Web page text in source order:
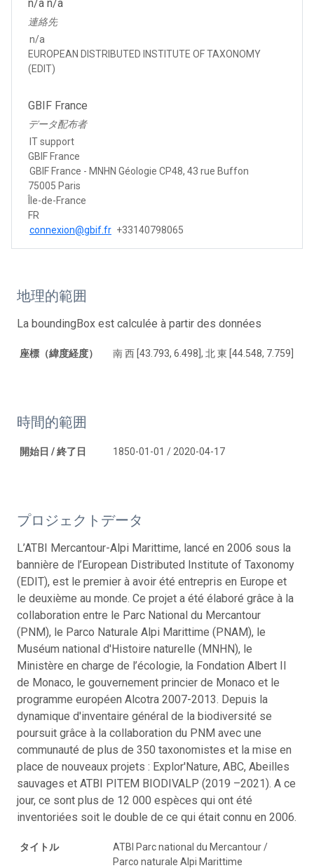
n/a n/a
連絡先
n/a
EUROPEAN DISTRIBUTED INSTITUTE OF TAXONOMY
(EDIT)
GBIF France
データ配布者
IT support
GBIF France
GBIF France - MNHN Géologie CP48, 43 rue Buffon
75005 Paris
Île-de-France
FR
connexion@gbif.fr +33140798065
地理的範囲
La boundingBox est calculée à partir des données
座標（緯度経度） 南 西 [43.793, 6.498], 北 東 [44.548, 7.759]
時間的範囲
開始日 / 終了日 1850-01-01 / 2020-04-17
プロジェクトデータ
L’ATBI Mercantour-Alpi Marittime, lancé en 2006 sous la
bannière de l’European Distributed Institute of Taxonomy
(EDIT), est le premier à avoir été entrepris en Europe et
le deuxième au monde. Ce projet a été élaboré grâce à la
collaboration entre le Parc National du Mercantour
(PNM), le Parco Naturale Alpi Marittime (PNAM), le
Muséum national d'Histoire naturelle (MNHN), le
Ministère en charge de l’écologie, la Fondation Albert II
de Monaco, le gouvernement princier de Monaco et le
programme européen Alcotra 2007-2013. Depuis la
dynamique d'inventaire général de la biodiversité se
poursuit grâce à la collaboration du PNM avec une
communauté de plus de 350 taxonomistes et la mise en
place de nouveaux projets : Explor'Nature, ABC, Abeilles
sauvages et ATBI PITEM BIODIVALP (2019 –2021). A ce
jour, ce sont plus de 12 000 espèces qui ont été
inventoriées soit le double de ce qui était connu en 2006.
タイトル
ATBI Parc national du Mercantour /
Parco naturale Alpi Marittime